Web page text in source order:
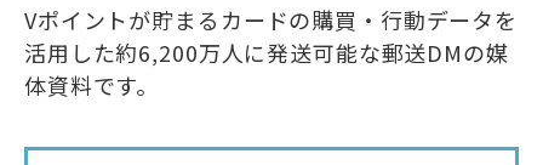
Vポイントが貯まるカードの購買・行動データを
活用した約6,200万人に発送可能な郵送DMの媒
体資料です。